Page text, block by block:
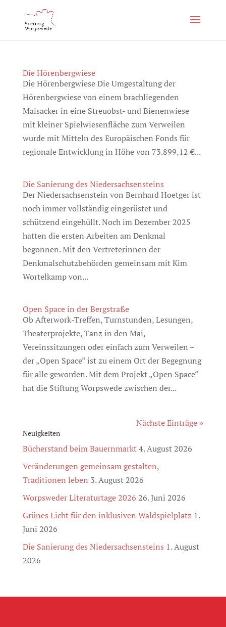
Die Hörenbergwiese
Die Hörenbergwiese Die Umgestaltung der
Hörenbergwiese von einem brachliegenden
Maisacker in eine Streuobst- und Bienenwiese
mit kleiner Spielwiesenfläche zum Verweilen
wurde mit Mitteln des Europäischen Fonds für
regionale Entwicklung in Höhe von 73.899,12 €...
Die Sanierung des Niedersachsensteins
Der Niedersachsenstein von Bernhard Hoetger ist
noch immer vollständig eingerüstet und
schützend eingehüllt. Noch im Dezember 2025
hatten die ersten Arbeiten am Denkmal
begonnen. Mit den Vertreterinnen der
Denkmalschutzbehörden gemeinsam mit Kim
Wortelkamp von...
Open Space in der Bergstraße
Ob Afterwork-Treffen, Turnstunden, Lesungen,
Theaterprojekte, Tanz in den Mai,
Vereinssitzungen oder einfach zum Verweilen –
der „Open Space“ ist zu einem Ort der Begegnung
für alle geworden. Mit dem Projekt „Open Space“
hat die Stiftung Worpswede zwischen der...
Nächste Einträge »
Neuigkeiten
Bücherstand beim Bauernmarkt 4. August 2026
Veränderungen gemeinsam gestalten,
Traditionen leben 3. August 2026
Worpsweder Literaturtage 2026 26. Juni 2026
Grünes Licht für den inklusiven Waldspielplatz 1.
Juni 2026
Die Sanierung des Niedersachsensteins 1. August
2026